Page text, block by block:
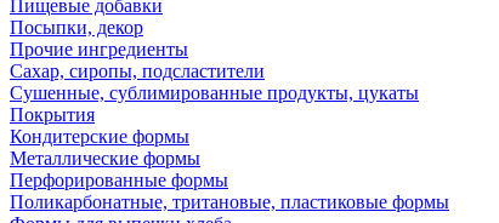
Пищевые добавки
Посыпки, декор
Прочие ингредиенты
Сахар, сиропы, подсластители
Сушенные, сублимированные продукты, цукаты
Покрытия
Кондитерские формы
Металлические формы
Перфорированные формы
Поликарбонатные, тритановые, пластиковые формы